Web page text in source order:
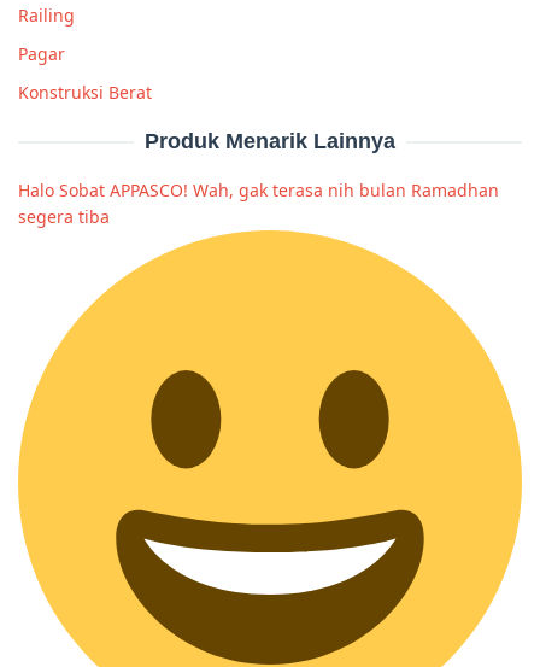
Railing
Pagar
Konstruksi Berat
Produk Menarik Lainnya
Halo Sobat APPASCO! Wah, gak terasa nih bulan Ramadhan
segera tiba